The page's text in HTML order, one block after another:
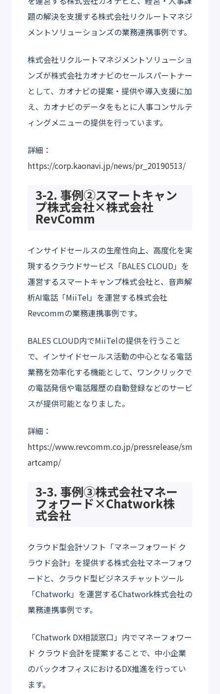
題の解決を支援する株式会社リクルートマネジ
メントソリューションズの業務連携事例です。
株式会社リクルートマネジメントソリューショ
ンズが株式会社カオナビのセールスパートナー
として、カオナビの提案・提供や導入支援に加
え、カオナビのデータをもとに人事コンサルテ
ィングメニューの提供を行っています。
詳細：
https://corp.kaonavi.jp/news/pr_20190513/
3-2. 事例②スマートキャン
プ株式会社×株式会社
RevComm
インサイドセールスの生産性向上、高度化を実
現するクラウドサービス「BALES CLOUD」を
運営するスマートキャンプ株式会社と、音声解
析AI電話「MiiTel」を運営する株式会社
Revcommの業務連携事例です。
BALES CLOUD内でMiiTelの提供を行うこと
で、インサイドセールス活動の中心となる電話
業務を効率化する機能として、ワンクリックで
の電話発信や電話履歴の自動登録などのサービ
スが提供可能となりました。
詳細：
https://www.revcomm.co.jp/pressrelease/sm
artcamp/
3-3. 事例③株式会社マネー
フォワード×Chatwork株
式会社
クラウド型会計ソフト「マネーフォワード ク
ラウド会計」を提供する株式会社マネーフォワ
ードと、クラウド型ビジネスチャットツール
「Chatwork」を運営するChatwork株式会社の
業務連携事例です。
「Chatwork DX相談窓口」内でマネーフォワー
ド クラウド会計を提案することで、中小企業
のバックオフィスにおけるDX推進を行ってい
ます。